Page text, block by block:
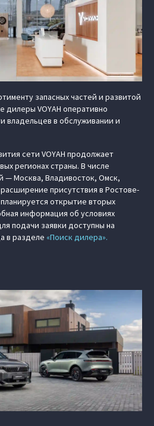
запасных частей и развитой
дилеры VOYAH оперативно
владельцев в обслуживании и
сети VOYAH продолжает
регионах страны. В числе
— Москва, Владивосток, Омск,
присутствия в Ростове-
открытие вторых
информация об условиях
подачи заявки доступны на
в разделе «Поиск дилера».